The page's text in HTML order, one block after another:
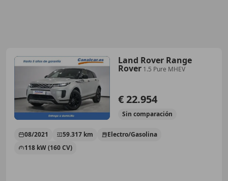
Land Rover Range
Rover 1.5 Pure MHEV
€ 22.954
Sin comparación
08/2021 59.317 km
Electro/Gasolina
118 kW (160 CV)